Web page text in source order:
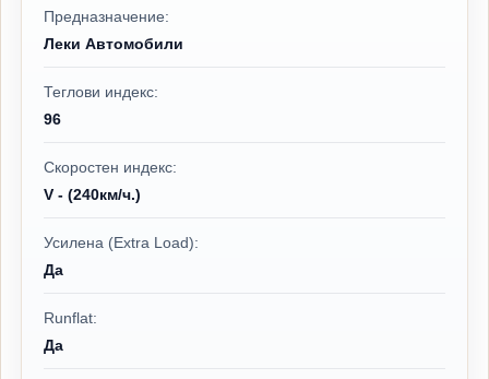
Предназначение:
Леки Автомобили
Теглови индекс:
96
Скоростен индекс:
V - (240км/ч.)
Усилена (Extra Load):
Да
Runflat:
Да